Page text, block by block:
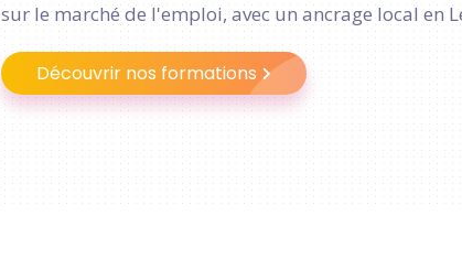
sur le marché de l'emploi, avec un ancrage local en
Découvrir nos formations